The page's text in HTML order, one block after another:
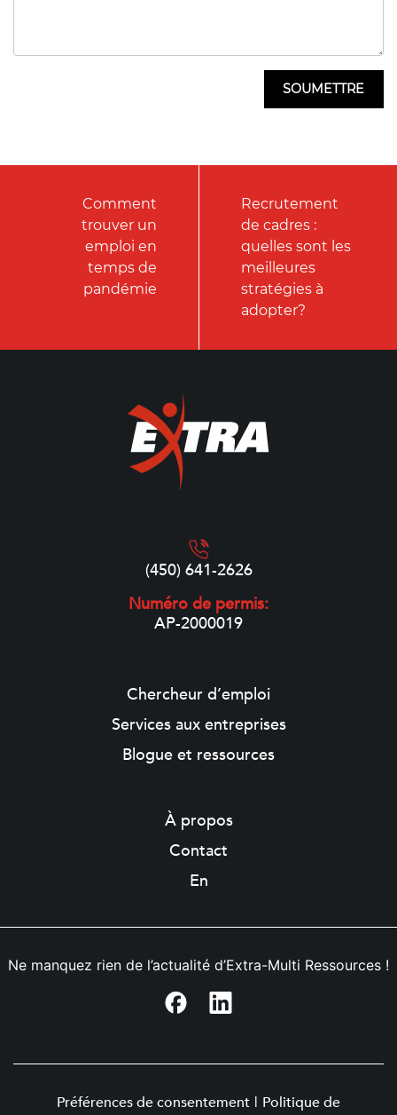
Comment
trouver un
emploi en
temps de
pandémie
Recrutement
de cadres :
quelles sont les
meilleures
stratégies à
adopter?
(450) 641-2626
Numéro de permis:
AP-2000019
Chercheur d’emploi
Services aux entreprises
Blogue et ressources
À propos
Contact
En
Ne manquez rien de l’actualité d’Extra-Multi Ressources !
Préférences de consentement | Politique de